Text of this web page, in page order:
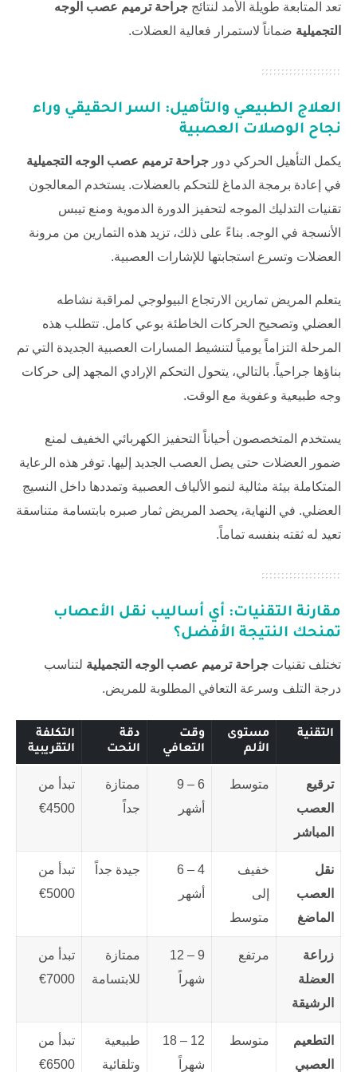
تعد المتابعة طويلة الأمد لنتائج جراحة ترميم عصب الوجه
التجميلية ضماناً لاستمرار فعالية العضلات.
العلاج الطبيعي والتأهيل: السر الحقيقي وراء
نجاح الوصلات العصبية
يكمل التأهيل الحركي دور جراحة ترميم عصب الوجه التجميلية
في إعادة برمجة الدماغ للتحكم بالعضلات. يستخدم المعالجون
تقنيات التدليك الموجه لتحفيز الدورة الدموية ومنع تيبس
الأنسجة في الوجه. بناءً على ذلك، تزيد هذه التمارين من مرونة
العضلات وتسرع استجابتها للإشارات العصبية.
يتعلم المريض تمارين الارتجاع البيولوجي لمراقبة نشاطه
العضلي وتصحيح الحركات الخاطئة بوعي كامل. تتطلب هذه
المرحلة التزاماً يومياً لتنشيط المسارات العصبية الجديدة التي تم
بناؤها جراحياً. بالتالي، يتحول التحكم الإرادي المجهد إلى حركات
وجه طبيعية وعفوية مع الوقت.
يستخدم المتخصصون أحياناً التحفيز الكهربائي الخفيف لمنع
ضمور العضلات حتى يصل العصب الجديد إليها. توفر هذه الرعاية
المتكاملة بيئة مثالية لنمو الألياف العصبية وتمددها داخل النسيج
العضلي. في النهاية، يحصد المريض ثمار صبره بابتسامة متناسقة
تعيد له ثقته بنفسه تماماً.
مقارنة التقنيات: أي أساليب نقل الأعصاب
تمنحك النتيجة الأفضل؟
تختلف تقنيات جراحة ترميم عصب الوجه التجميلية لتناسب
درجة التلف وسرعة التعافي المطلوبة للمريض.
التقنية
مستوى
الألم
وقت
التعافي
دقة
النحت
التكلفة
التقريبية
ترقيع
العصب
المباشر
متوسط
6 – 9
أشهر
ممتازة
جداً
تبدأ من
4500€
نقل
العصب
الماضغ
خفيف
إلى
متوسط
4 – 6
أشهر
جيدة جداً
تبدأ من
5000€
زراعة
العضلة
الرشيقة
مرتفع
9 – 12
شهراً
ممتازة
للابتسامة
تبدأ من
7000€
التطعيم
العصبي
متوسط
12 – 18
شهراً
طبيعية
وتلقائية
تبدأ من
6500€